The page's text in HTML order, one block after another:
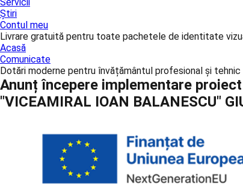
Știri
Contul meu
Livrare gratuită pentru toate pachetele de identitate
Acasă
Comunicate
Dotări moderne pentru învățământul profesional și tehnic
Anunț începere implementare
"VICEAMIRAL IOAN BALANESCU"